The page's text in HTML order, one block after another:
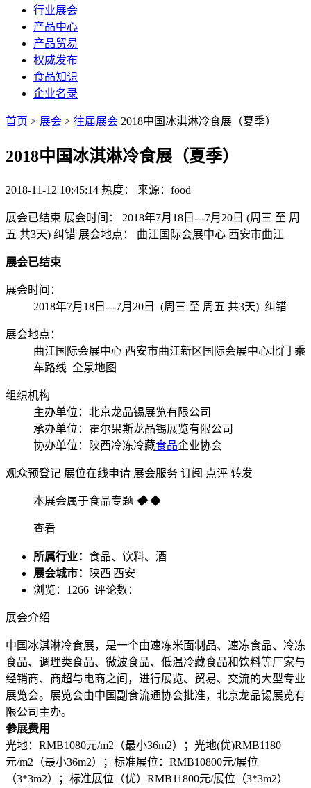
行业展会
产品中心
产品贸易
权威发布
食品知识
企业名录
首页 > 展会 > 往届展会 2018中国冰淇淋冷食展（夏季）
2018中国冰淇淋冷食展（夏季）
2018-11-12 10:45:14 热度： 来源：food
展会已结束 展会时间： 2018年7月18日---7月20日 (周三 至 周
五 共3天) 纠错 展会地点： 曲江国际会展中心 西安市曲江
展会已结束
展会时间：
2018年7月18日---7月20日 (周三 至 周五 共3天) 纠错
展会地点：
曲江国际会展中心 西安市曲江新区国际会展中心北门 乘
车路线 全景地图
组织机构
主办单位：北京龙品锡展览有限公司
承办单位：霍尔果斯龙品锡展览有限公司
协办单位：陕西冷冻冷藏食品企业协会
观众预登记 展位在线申请 展会服务 订阅 点评 转发
本展会属于食品专题 ◆◆
查看
所属行业： 食品、饮料、酒
展会城市：
陕西|西安
浏览：1266 评论数：
展会介绍
中国冰淇淋冷食展，是一个由速冻米面制品、速冻食品、冷冻
食品、调理类食品、微波食品、低温冷藏食品和饮料等厂家与
经销商、商超与电商之间，进行展览、贸易、交流的大型专业
展览会。展览会由中国副食流通协会批准，北京龙品锡展览有
限公司主办。
参展费用
光地：RMB1080元/m2（最小36m2）；光地(优)RMB1180
元/m2（最小36m2）；标准展位：RMB10800元/展位
（3*3m2）；标准展位（优）RMB11800元/展位（3*3m2）